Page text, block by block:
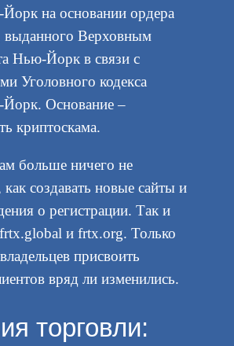
на основании ордера
выданного Верховным
Нью-Йорк в связи с
Уголовного кодекса
Основание –
криптоскама.
больше ничего не
как создавать новые сайты и
о регистрации. Так и
и frtx.org. Только
присвоить
вряд ли изменились.
торговли: